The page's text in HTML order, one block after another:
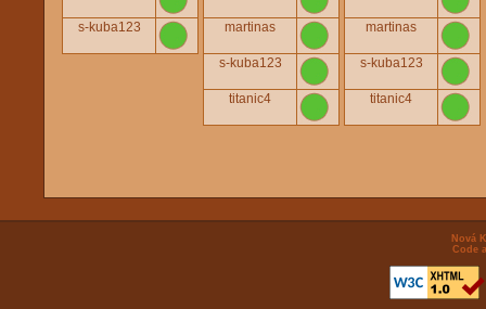
s-kuba123 martinas
s-kuba123
titanic4
martinas
s-kuba123
titanic4
Nová
Code